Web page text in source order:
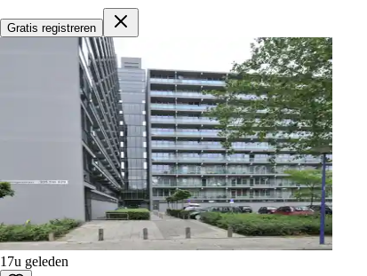
Gratis registreren
17u geleden